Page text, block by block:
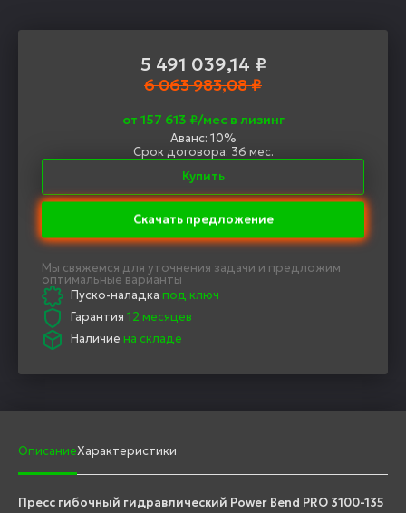
5 491 039,14 ₽
6 063 983,08 ₽
от 157 613 ₽/мес в лизинг
Аванс: 10%
Срок договора: 36 мес.
Купить
Скачать предложение
Мы свяжемся для уточнения задачи и предложим
оптимальные варианты
Пуско-наладка под ключ
Гарантия 12 месяцев
Наличие на складе
ОписаниеХарактеристики
Пресс гибочный гидравлический Power Bend PRO 3100-135